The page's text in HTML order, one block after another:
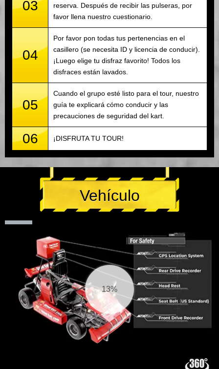
03
reserva. Después de recibir las pulseras, por
favor llena nuestro cuestionario.
04
Por favor pon todas tus pertenencias en el
casillero (se necesita ID y licencia de conducir).
¡Luego elige tu disfraz favorito! Todos los
disfraces están lavados.
05
Cuando el grupo esté listo para el tour, nuestro
guía te explicará cómo conducir y las
precauciones de seguridad del kart.
06 ¡DISFRUTA TU TOUR!
Vehículo
15%